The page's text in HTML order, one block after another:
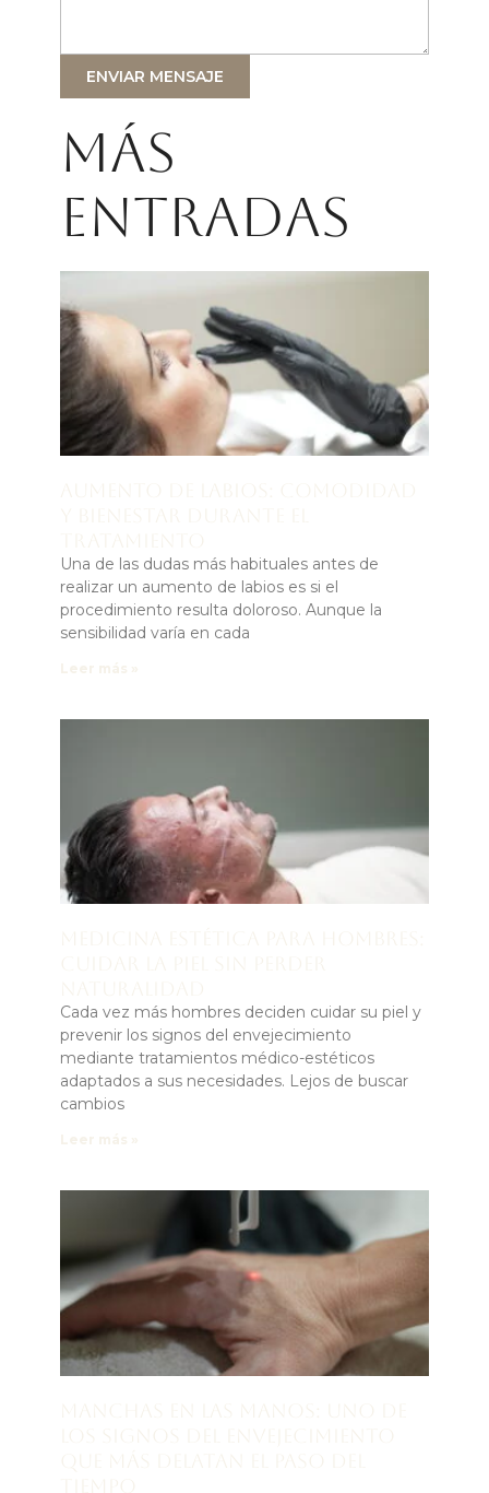
ENVIAR MENSAJE
Más
entradas
Una de las dudas más habituales antes de
realizar un aumento de labios es si el
procedimiento resulta doloroso. Aunque la
sensibilidad varía en cada
Cada vez más hombres deciden cuidar su piel y
prevenir los signos del envejecimiento
mediante tratamientos médico-estéticos
adaptados a sus necesidades. Lejos de buscar
cambios